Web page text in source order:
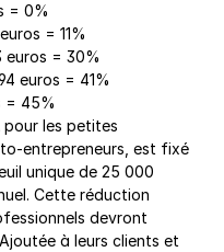
= 0%
= 11%
euros = 30%
euros = 41%
= 45%
pour les petites
entrepreneurs, est fixé
unique de 25 000
Cette réduction
devront
à leurs clients et